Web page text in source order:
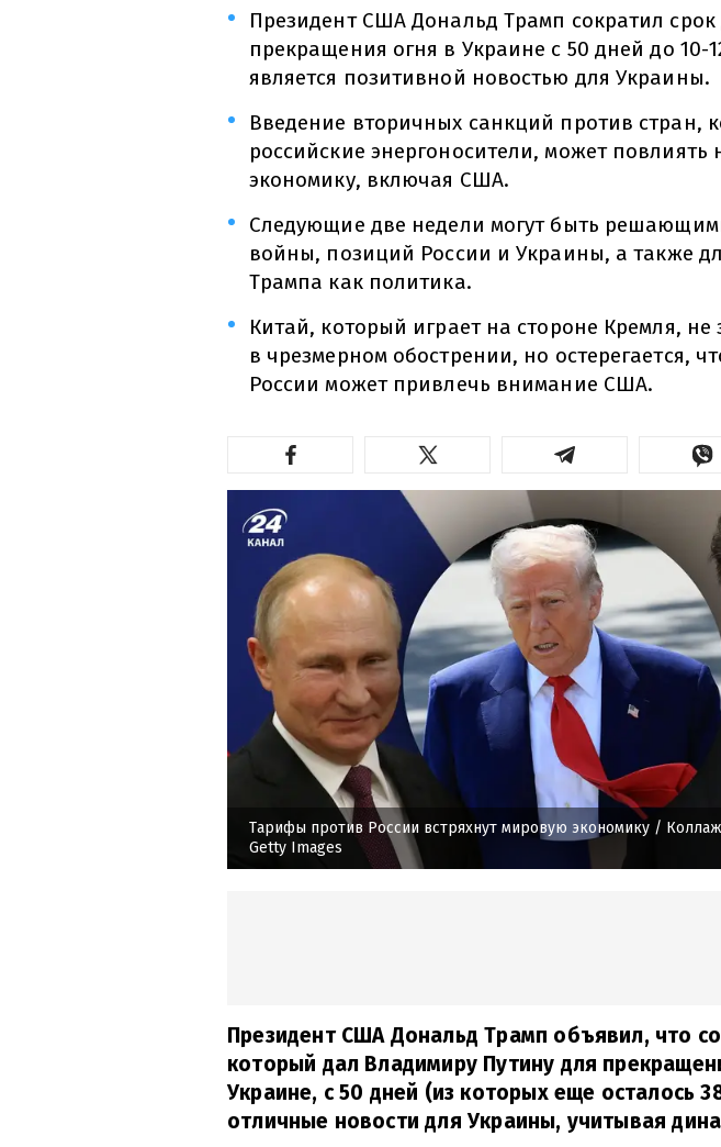
Президент США Дональд Трамп сократил срок
прекращения огня в Украине с 50 дней до 10-
является позитивной новостью для Украины.
Введение вторичных санкций против стран,
российские энергоносители, может повлиять
экономику, включая США.
Следующие две недели могут быть
войны, позиций России и Украины, а также
Трампа как политика.
Китай, который играет на стороне Кремля, не
в чрезмерном обострении, но остерегается,
России может привлечь внимание США.
Тарифы против России встряхнут мировую экономику /
Getty Images
Президент США Дональд Трамп объявил, что
который дал Владимиру Путину для
Украине, с 50 дней (из которых еще осталось
отличные новости для Украины, учитывая